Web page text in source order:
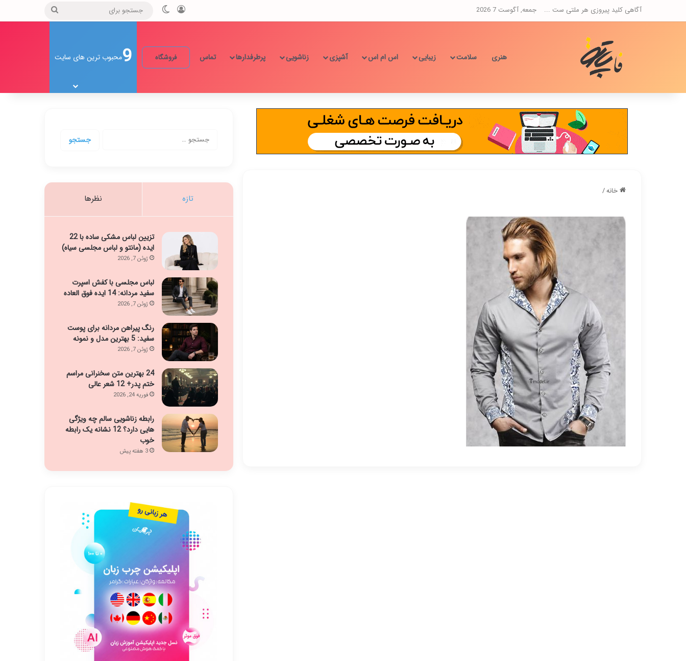
آگاهی کلید پیروزی هر ملتی ست ... جمعه, آگوست 7 2026 ورود تغییر پوسته
جستجو
هنری سلامت زیبایی اس ام اس آشپزی زناشویی پرطرفدارها تماس فروشگاه 9محبوب ترین های سایت
خانه/
تازه نظرها
تزیین لباس مشکی ساده با 22
ایده (مانتو و لباس مجلسی سیاه)
ژوئن 7, 2026
لباس مجلسی با کفش اسپرت
سفید مردانه: 14 ایده فوق العاده
ژوئن 7, 2026
رنگ پیراهن مردانه برای پوست
سفید: 5 بهترین مدل و نمونه
ژوئن 7, 2026
24 بهترین متن سخنرانی مراسم
ختم پدر+ 12 شعر عالی
فوریه 24, 2026
رابطه زناشویی سالم چه ویژگی
هایی دارد؟ 12 نشانه یک رابطه
خوب
3 هفته پیش